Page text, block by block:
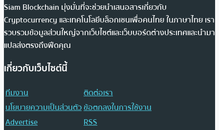
Siam Blockchain มุ่งมั่นที่จะช่วยนำเสนอสารเกี่ยวกับ
Cryptocurrency และเทคโนโลยีบล็อกเชนเพื่อคนไทย ในภาษาไทย เรา
รวบรวมข้อมูลส่วนใหญ่จากเว็บไซต์และเว็บบอร์ดต่างประเทศและนำมา
แปลส่งตรงถึงฟีดคุณ
เกี่ยวกับเว็บไซต์นี้
ทีมงาน
ติดต่อเรา
นโยบายความเป็นส่วนตัวข้อตกลงในการใช้งาน
Advertise
RSS